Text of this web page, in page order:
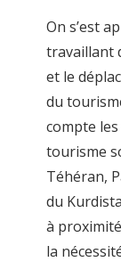
On s’est
travaillant
et le
du
compte
tourisme
Téhéran,
du
à
la